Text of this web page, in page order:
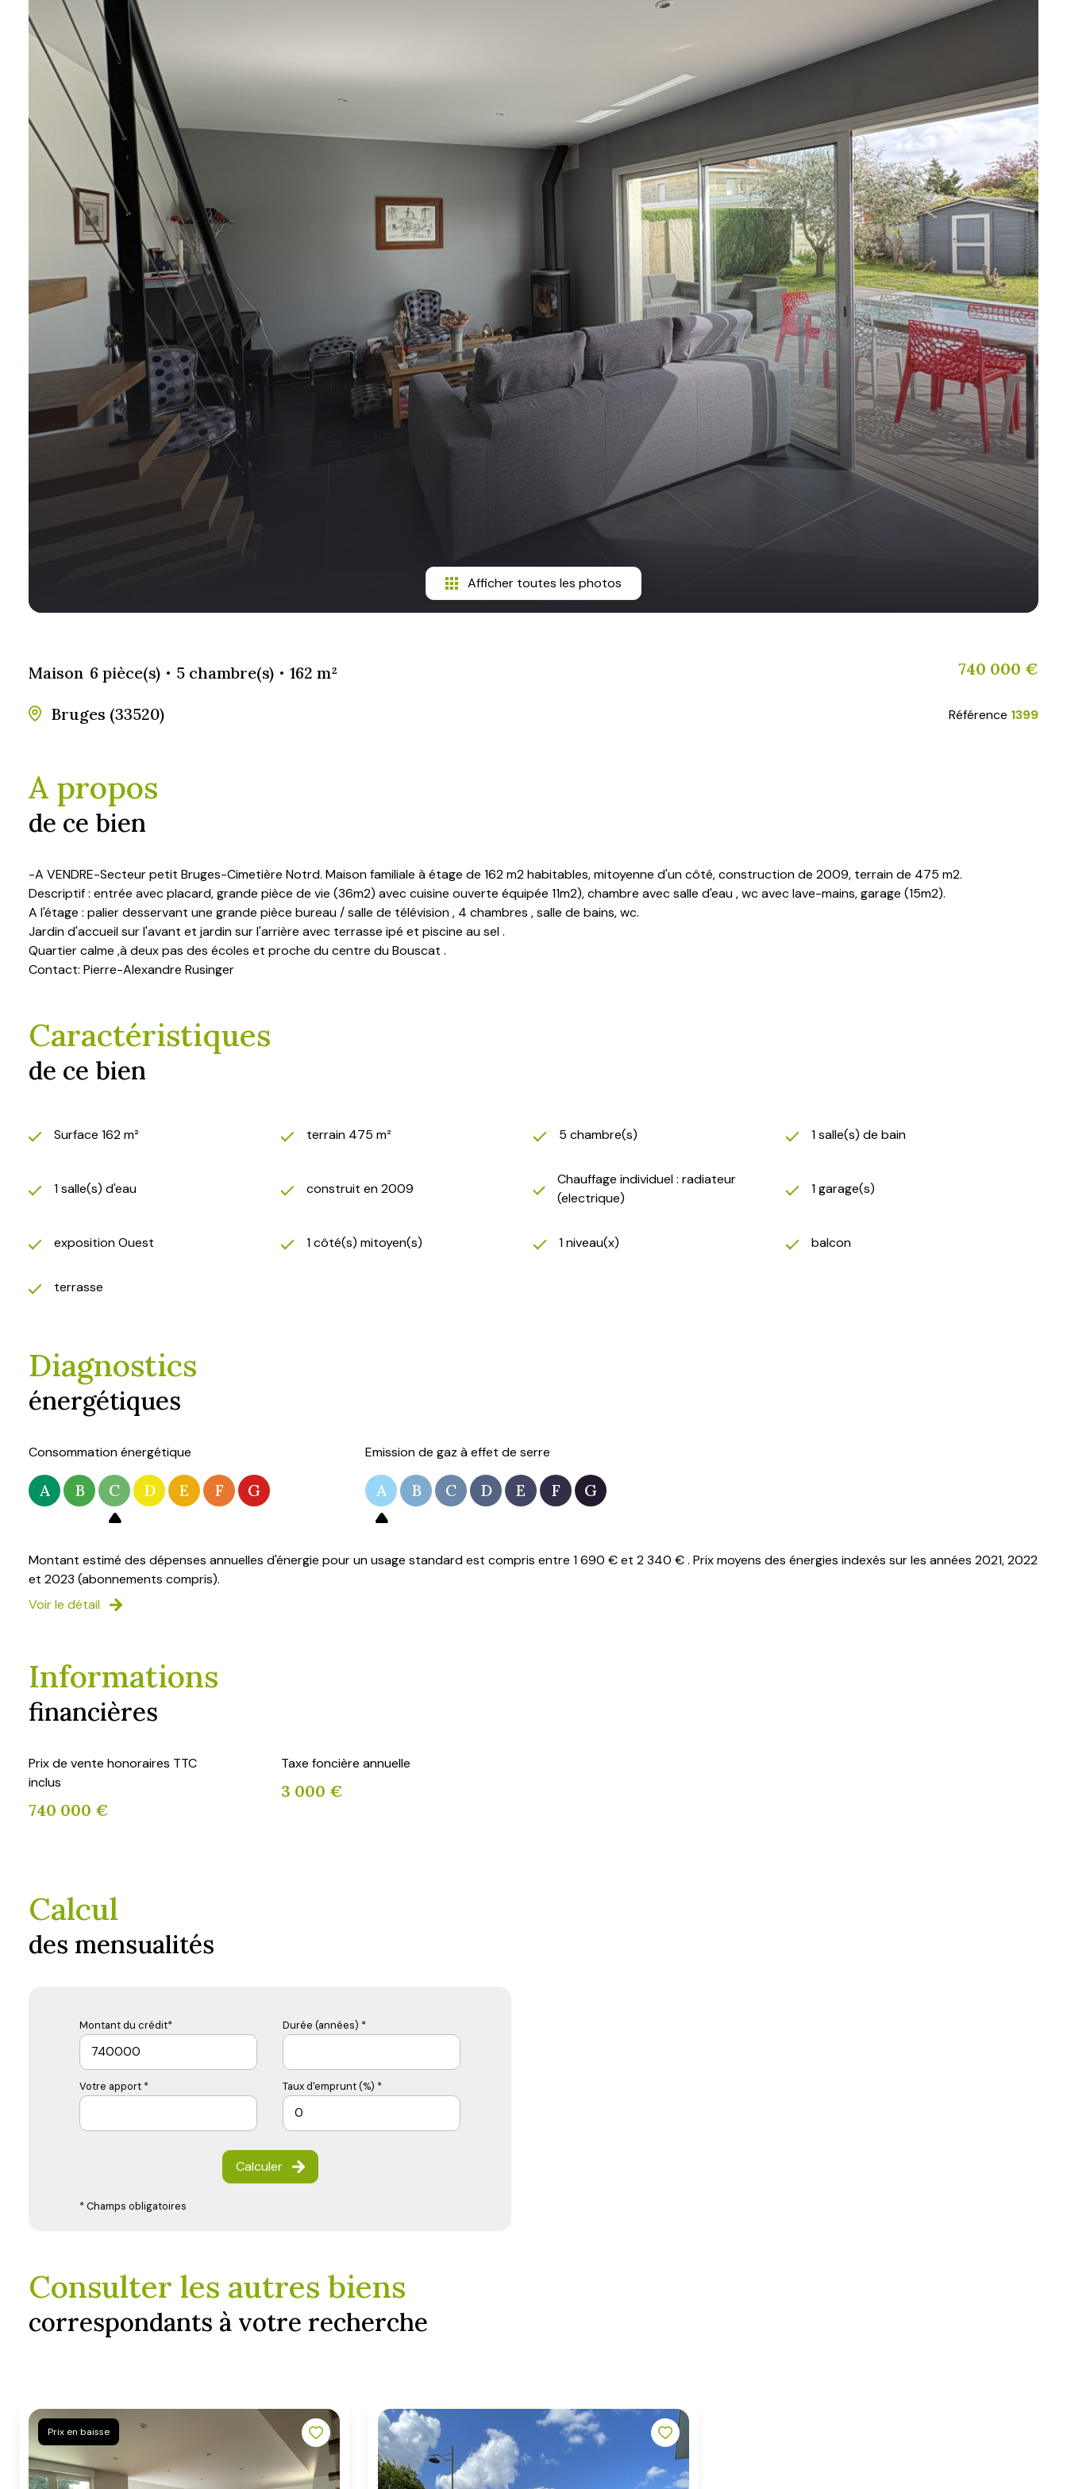
e-
mail
contact
Afficher toutes les photos
Maison 6 pièce(s) 5 chambre(s) 162 m²
Bruges (33520)
740 000 €
Référence 1399
A propos
de ce bien
-A VENDRE-Secteur petit Bruges-Cimetière Notrd. Maison familiale à étage de 162 m2 habitables, mitoyenne d'un côté, construction de 2009, terrain de 475 m2.
Descriptif : entrée avec placard, grande pièce de vie (36m2) avec cuisine ouverte équipée 11m2), chambre avec salle d'eau , wc avec lave-mains, garage (15m2).
A l'étage : palier desservant une grande pièce bureau / salle de télévision , 4 chambres , salle de bains, wc.
Jardin d'accueil sur l'avant et jardin sur l'arrière avec terrasse ipé et piscine au sel .
Quartier calme ,à deux pas des écoles et proche du centre du Bouscat .
Contact: Pierre-Alexandre Rusinger
Caractéristiques
de ce bien
Surface 162 m² terrain 475 m² 5 chambre(s) 1 salle(s) de bain
1 salle(s) d'eau construit en 2009
Chauffage individuel : radiateur
(electrique)
1 garage(s)
exposition Ouest 1 côté(s) mitoyen(s) 1 niveau(x) balcon
terrasse
Diagnostics
énergétiques
Consommation énergétique
A B C D E F G
Emission de gaz à effet de serre
A B C D E F G
Montant estimé des dépenses annuelles d'énergie pour un usage standard est compris entre 1 690 € et 2 340 € . Prix moyens des énergies indexés sur les années 2021, 2022
et 2023 (abonnements compris).
Voir le détail
Informations
financières
Prix de vente honoraires TTC
inclus
740 000 €
Taxe foncière annuelle
3 000 €
Calcul
des mensualités
Montant du crédit* Durée (années) *
Votre apport * Taux d'emprunt (%) *
Calculer
* Champs obligatoires
Consulter les autres biens
correspondants à votre recherche
Prix en baisse